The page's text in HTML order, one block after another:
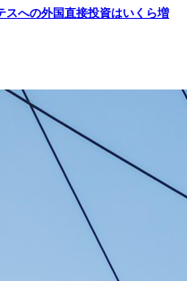
への外国直接投資はいくら増